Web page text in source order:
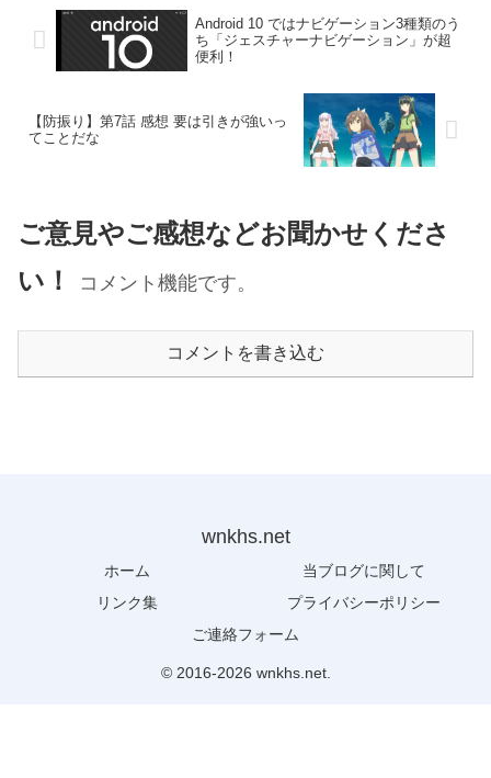
Android 10 ではナビゲーション3種類のう
ち「ジェスチャーナビゲーション」が超
便利！
【防振り】第7話 感想 要は引きが強いっ
てことだな
ご意見やご感想などお聞かせくださ
い！
コメント機能です。
コメントを書き込む
wnkhs.net
ホーム
当ブログに関して
リンク集
プライバシーポリシー
ご連絡フォーム
© 2016-2026 wnkhs.net.